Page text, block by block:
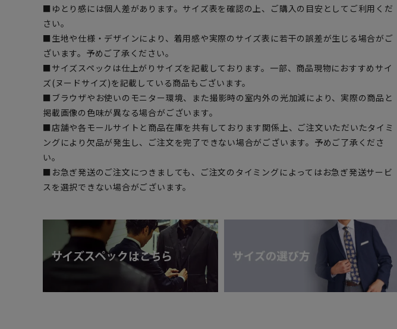
■ゆとり感には個人差があります。サイズ表を確認の上、ご購入の目安としてご利用くだ
さい。
■生地や仕様・デザインにより、着用感や実際のサイズ表に若干の誤差が生じる場合がご
ざいます。予めご了承ください。
■サイズスペックは仕上がりサイズを記載しております。一部、商品現物におすすめサイ
ズ(ヌードサイズ)を記載している商品もございます。
■ブラウザやお使いのモニター環境、また撮影時の室内外の光加減により、実際の商品と
掲載画像の色味が異なる場合がございます。
■店舗や各モールサイトと商品在庫を共有しております関係上、ご注文いただいたタイミ
ングにより欠品が発生し、ご注文を完了できない場合がございます。予めご了承くださ
い。
■お急ぎ発送のご注文につきましても、ご注文のタイミングによってはお急ぎ発送サービ
スを選択できない場合がございます。